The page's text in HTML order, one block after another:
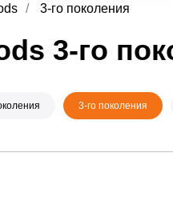
/ 3-го поколения
3-го
3-го поколения